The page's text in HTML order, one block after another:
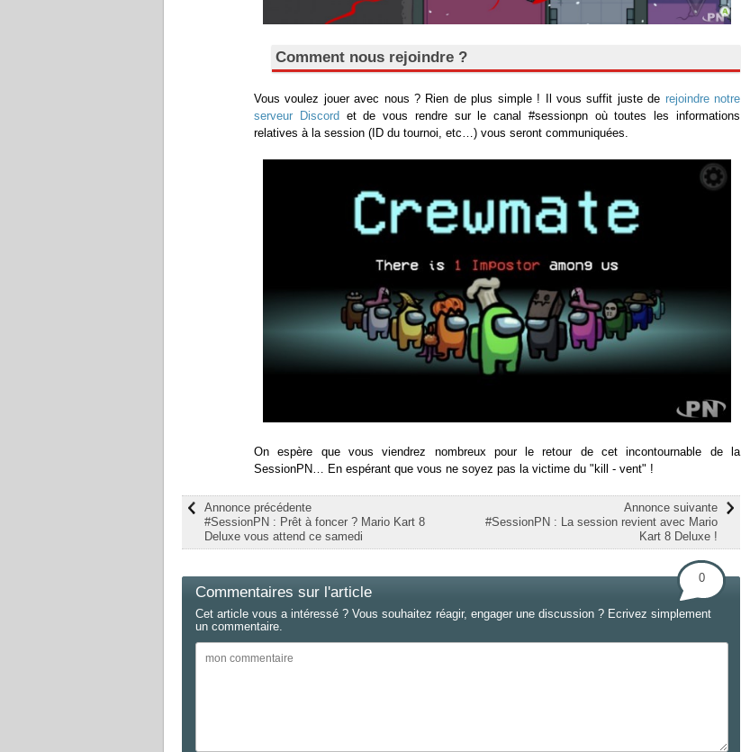
Comment nous rejoindre ?
Vous voulez jouer avec nous ? Rien de plus simple ! Il vous suffit juste de rejoindre notre
serveur Discord et de vous rendre sur le canal #sessionpn où toutes les informations
relatives à la session (ID du tournoi, etc…) vous seront communiquées.
On espère que vous viendrez nombreux pour le retour de cet incontournable de la
SessionPN… En espérant que vous ne soyez pas la victime du "kill - vent" !
Annonce suivante
#SessionPN : La session revient avec Mario
Kart 8 Deluxe !
Annonce précédente
#SessionPN : Prêt à foncer ? Mario Kart 8
Deluxe vous attend ce samedi
Commentaires sur l'article
0
Cet article vous a intéressé ? Vous souhaitez réagir, engager une discussion ? Ecrivez simplement
un commentaire.